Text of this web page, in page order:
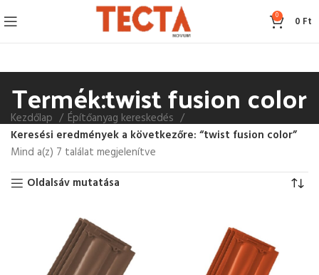
0 0 Ft
Termék:twist fusion color
Kezdőlap
Építőanyag kereskedés
Keresési eredmények a következőre: “twist fusion color”
Mind a(z) 7 találat megjelenítve
Oldalsáv mutatása